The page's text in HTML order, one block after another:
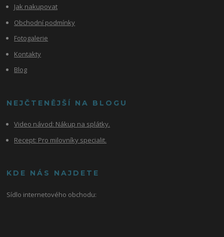
Jak nakupovat
Obchodní podmínky
Fotogalerie
Kontakty
Blog
NEJČTENĚJŠÍ NA BLOGU
Video návod: Nákup na splátky.
Recept: Pro milovníky specialit.
KDE NÁS NAJDETE
Sídlo internetového obchodu: